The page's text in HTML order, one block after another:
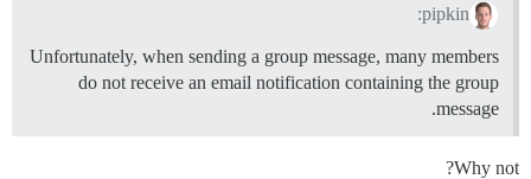
pipkin:
Unfortunately, when sending a group message, many members
do not receive an email notification containing the group
message.
Why not?